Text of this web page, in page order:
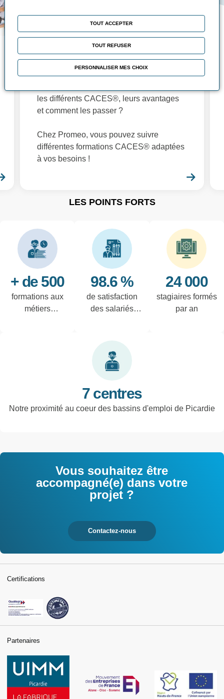
Tout savoir sur le
CACES®
les différents CACES®, leurs avantages
et comment les passer ?
Chez Promeo, vous pouvez suivre
différentes formations CACES® adaptées
à vos besoins !
LES POINTS FORTS
+ de 500
formations aux
métiers
98.6 %
de satisfaction
des salariés
24 000
stagiaires formés
par an
7 centres
Notre proximité au coeur des bassins d'emploi de Picardie
Vous souhaitez être
accompagné(e) dans votre
projet ?
Contactez-nous
Certifications
Partenaires
TOUT ACCEPTER
TOUT REFUSER
PERSONNALISER MES CHOIX